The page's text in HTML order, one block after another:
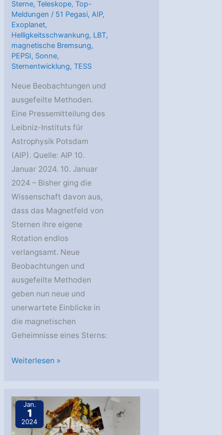
Sterne,Teleskope,Top-
Meldungen / 51 Pegasi,AIP,
Exoplanet,
Helligkeitsschwankung, LBT,
magnetische Bremsung,
PEPSI, Sonne,
Sternentwicklung,TESS
Neue Beobachtungen und
ausgefeilte Methoden.
Eine Pressemitteilung des
Leibniz-Instituts für
Astrophysik Potsdam
(AIP). Quelle: AIP 10.
Januar 2024. 10. Januar
2024 – Bisher ging die
Wissenschaft davon aus,
dass das Magnetfeld von
Sternen ihre eigene
Rotation endlos
verlangsamt. Neue
Beobachtungen und
ausgefeilte Methoden
geben nun neue und
unerwartete Einblicke in
die magnetischen
Geheimnisse eines Sterns:
Suche
alte
Sterne
im
Weiterlesen »
Jan.
1
2024